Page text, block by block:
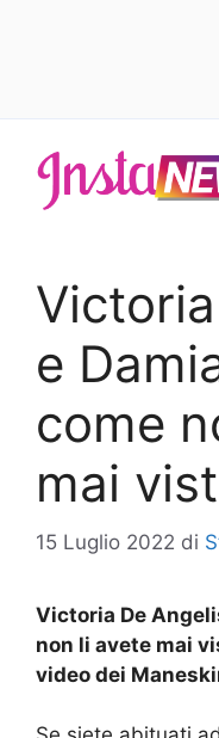
contenuto
e
come
mai
15 Luglio 2022 di
Victoria De
non li avete mai
video dei